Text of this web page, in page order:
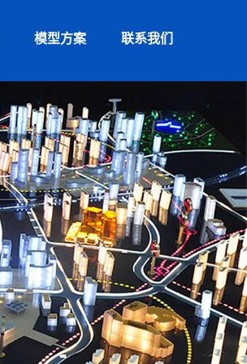
模型方案 联系我们